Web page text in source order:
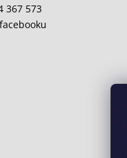
367 573